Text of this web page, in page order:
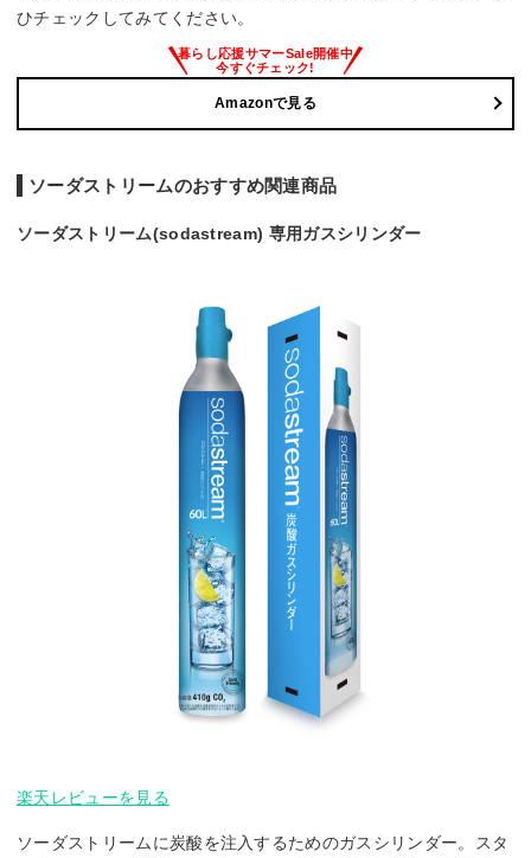
ひチェックしてみてください。
Amazonで見る
ソーダストリームのおすすめ関連商品
ソーダストリーム(sodastream) 専用ガスシリンダー
楽天レビューを見る
ソーダストリームに炭酸を注入するためのガスシリンダー。スタ